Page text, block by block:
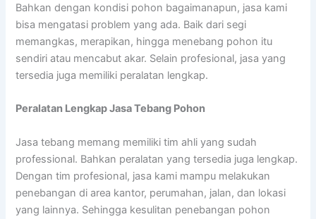
Bahkan dengan kondisi pohon bagaimanapun, jasa kami
bisa mengatasi problem yang ada. Baik dari segi
memangkas, merapikan, hingga menebang pohon itu
sendiri atau mencabut akar. Selain profesional, jasa yang
tersedia juga memiliki peralatan lengkap.
Peralatan Lengkap Jasa Tebang Pohon
Jasa tebang memang memiliki tim ahli yang sudah
professional. Bahkan peralatan yang tersedia juga lengkap.
Dengan tim profesional, jasa kami mampu melakukan
penebangan di area kantor, perumahan, jalan, dan lokasi
yang lainnya. Sehingga kesulitan penebangan pohon